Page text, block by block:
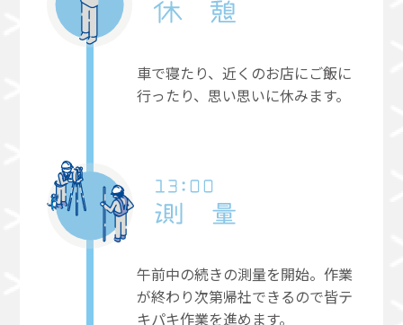
車で寝たり、近くのお店にご飯に
行ったり、思い思いに休みます。
午前中の続きの測量を開始。作業
が終わり次第帰社できるので皆テ
キパキ作業を進めます。